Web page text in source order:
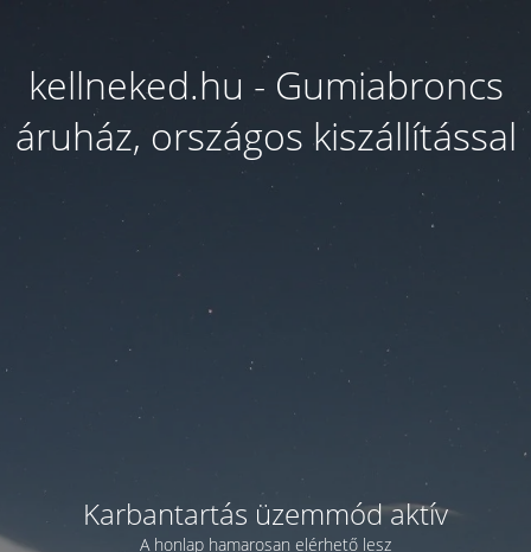
kellneked.hu - Gumiabroncs
áruház, országos kiszállítással
Karbantartás üzemmód aktív
A honlap hamarosan elérhető lesz